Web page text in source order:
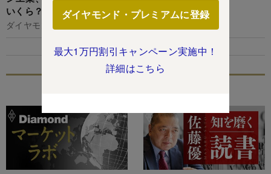
ダイヤモンド・プレミアムに登録
最大1万円割引キャンペーン実施中！
詳細はこちら
いくら？
ダイヤモンド編集部,井口慎太郎